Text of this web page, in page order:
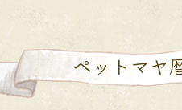
ペットマヤ